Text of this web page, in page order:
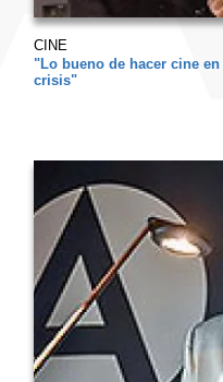
CINE
"Lo bueno de hacer cine
crisis"